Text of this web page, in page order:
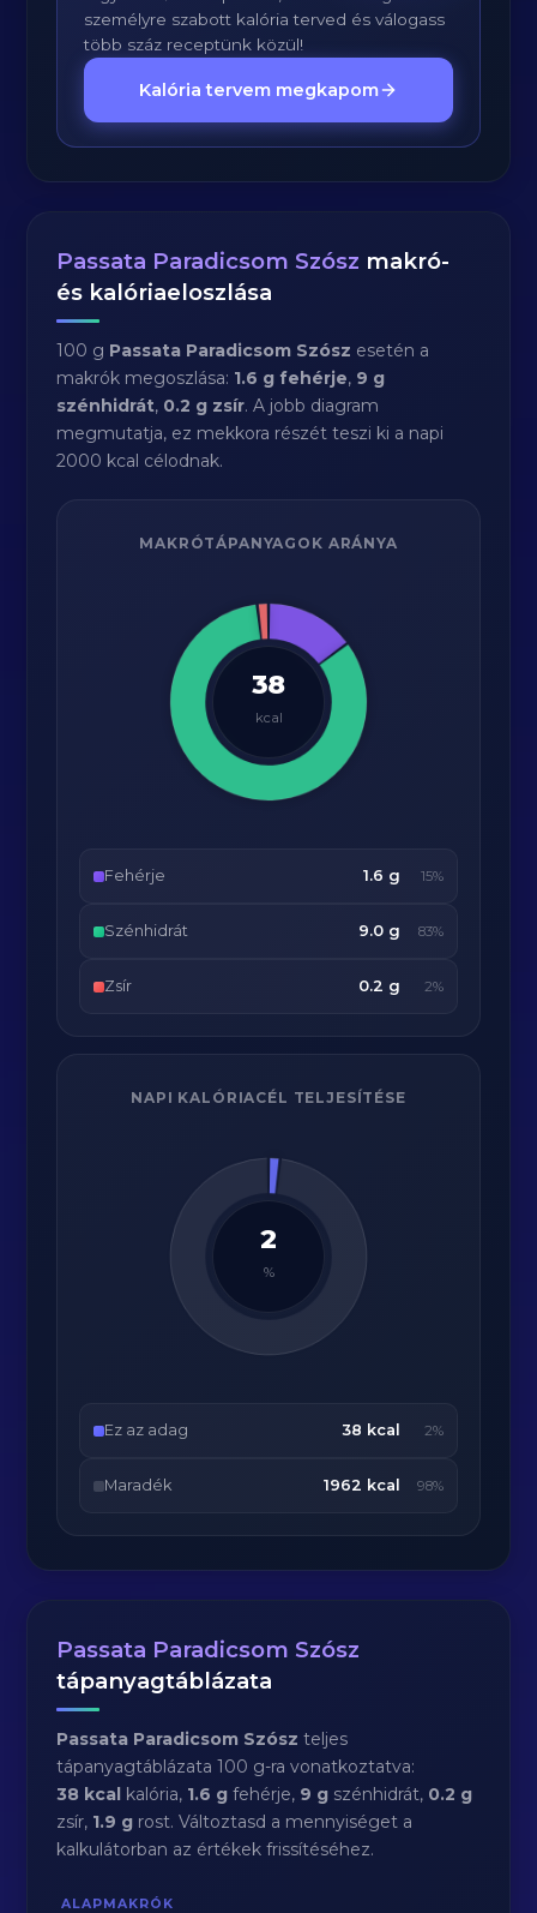
személyre szabott kalória terved és válogass
több száz receptünk közül!
Kalória tervem megkapom
Passata Paradicsom Szósz makró-
és kalóriaeloszlása
100 g Passata Paradicsom Szósz esetén a
makrók megoszlása: 1.6 g fehérje, 9 g
szénhidrát, 0.2 g zsír. A jobb diagram
megmutatja, ez mekkora részét teszi ki a napi
2000 kcal célodnak.
MAKRÓTÁPANYAGOK ARÁNYA
38
kcal
Fehérje 1.6 g 15%
Szénhidrát 9.0 g 83%
Zsír 0.2 g 2%
NAPI KALÓRIACÉL TELJESÍTÉSE
2
%
Ez az adag 38 kcal 2%
Maradék 1962 kcal 98%
Passata Paradicsom Szósz
tápanyagtáblázata
Passata Paradicsom Szósz teljes
tápanyagtáblázata 100 g-ra vonatkoztatva:
38 kcal kalória, 1.6 g fehérje, 9 g szénhidrát, 0.2 g
zsír, 1.9 g rost. Változtasd a mennyiséget a
kalkulátorban az értékek frissítéséhez.
ALAPMAKRÓK